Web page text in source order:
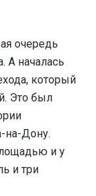
очередь
А началась
который
Это был
на-Дону.
и у
и три